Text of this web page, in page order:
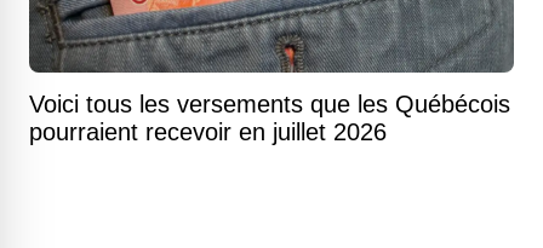
Voici tous les versements que les Québécois
pourraient recevoir en juillet 2026